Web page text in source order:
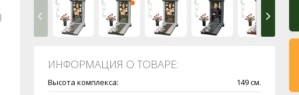
ИНФОРМАЦИЯ О ТОВАРЕ:
Высота комплекса:
149 см.